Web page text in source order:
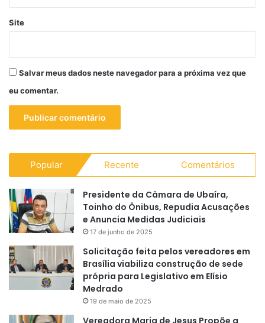
Site
Salvar meus dados neste navegador para a próxima vez que
eu comentar.
Popular Recente Comentários
Presidente da Câmara de Ubaíra,
Toinho do Ônibus, Repudia Acusações
e Anuncia Medidas Judiciais
17 de junho de 2025
Solicitação feita pelos vereadores em
Brasília viabiliza construção de sede
própria para Legislativo em Elísio
Medrado
19 de maio de 2025